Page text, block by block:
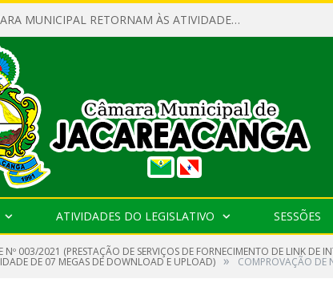
SERVIDORES DA CÂMARA MUNICIPAL RETORNAM ÀS ATIVIDADES APÓS O RECESSO PARLAMENTAR
ATIVIDADES DO LEGISLATIVO SESSÕES
Nº 003/2021 (PRESTAÇÃO DE SERVIÇOS DE FORNECIMENTO DE LINK DE
DE 07 MEGAS DE DOWNLOAD E UPLOAD) » COMPROVAÇÃO DE